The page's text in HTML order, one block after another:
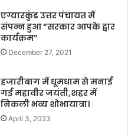
एग्यारकुंड उत्तर पंचायत में
संपन्न हुआ “सरकार आपके द्वार
कार्यक्रम”
December 27, 2021
हजारीबाग में धूमधाम से मनाई
गई महावीर जयंती,शहर में
निकली भव्य शोभायात्रा।
April 3, 2023